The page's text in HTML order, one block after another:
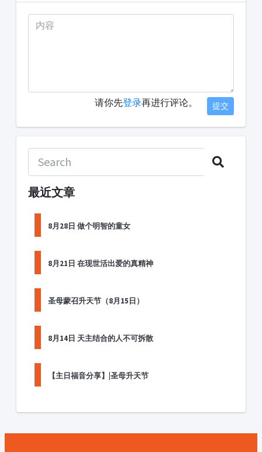
请你先登录再进行评论。 提交
最近文章
8月28日 做个明智的童女
8月21日 在现世活出爱的真精神
圣母蒙召升天节（8月15日）
8月14日 天主结合的人不可拆散
【主日福音分享】|圣母升天节